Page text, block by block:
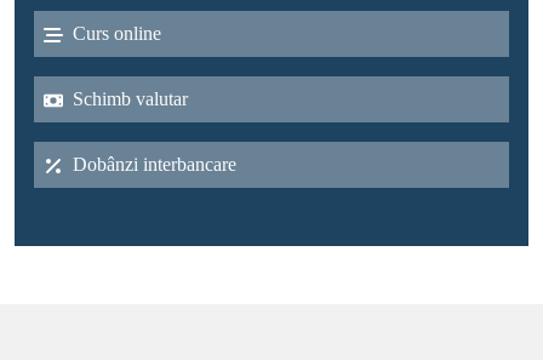
Curs online
Schimb valutar
Dobânzi interbancare